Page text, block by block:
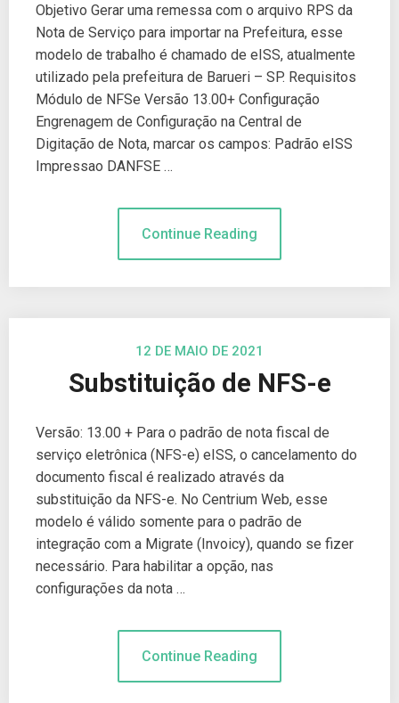
Objetivo Gerar uma remessa com o arquivo RPS da
Nota de Serviço para importar na Prefeitura, esse
modelo de trabalho é chamado de eISS, atualmente
utilizado pela prefeitura de Barueri – SP. Requisitos
Módulo de NFSe Versão 13.00+ Configuração
Engrenagem de Configuração na Central de
Digitação de Nota, marcar os campos: Padrão eISS
Impressao DANFSE …
Continue Reading
12 DE MAIO DE 2021
Substituição de NFS-e
Versão: 13.00 + Para o padrão de nota fiscal de
serviço eletrônica (NFS-e) eISS, o cancelamento do
documento fiscal é realizado através da
substituição da NFS-e. No Centrium Web, esse
modelo é válido somente para o padrão de
integração com a Migrate (Invoicy), quando se fizer
necessário. Para habilitar a opção, nas
configurações da nota …
Continue Reading